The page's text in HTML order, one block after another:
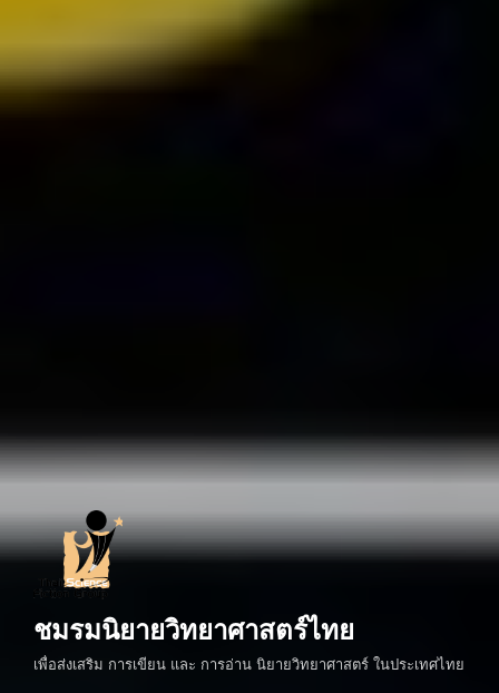
ชมรมนิยายวิทยาศาสตร์ไทย
เพื่อส่งเสริม การเขียน และ การอ่าน นิยายวิทยาศาสตร์ ในประเทศไทย